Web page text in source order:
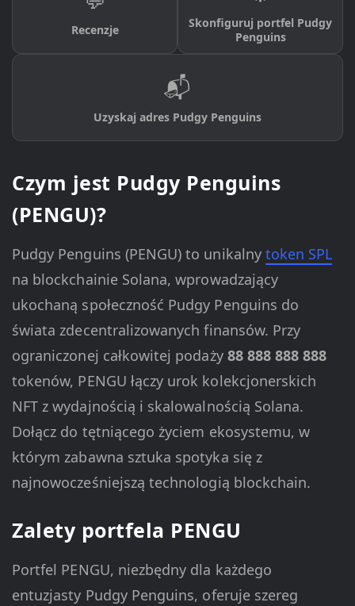
Recenzje
Skonfiguruj portfel Pudgy
Penguins
📬
Uzyskaj adres Pudgy Penguins
Czym jest Pudgy Penguins
(PENGU)?
Pudgy Penguins (PENGU) to unikalny token SPL
na blockchainie Solana, wprowadzający
ukochaną społeczność Pudgy Penguins do
świata zdecentralizowanych finansów. Przy
ograniczonej całkowitej podaży 88 888 888 888
tokenów, PENGU łączy urok kolekcjonerskich
NFT z wydajnością i skalowalnością Solana.
Dołącz do tętniącego życiem ekosystemu, w
którym zabawna sztuka spotyka się z
najnowocześniejszą technologią blockchain.
Zalety portfela PENGU
Portfel PENGU, niezbędny dla każdego
entuzjasty Pudgy Penguins, oferuje szereg